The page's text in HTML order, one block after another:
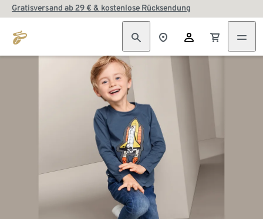
Gratisversand ab 29 € & kostenlose Rücksendung